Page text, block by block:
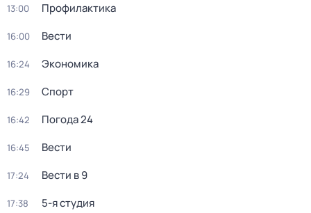
13:00 Профилактика
16:00 Вести
16:24 Экономика
16:29 Спорт
16:42 Погода 24
16:45 Вести
17:24 Вести в 9
17:38 5-я студия